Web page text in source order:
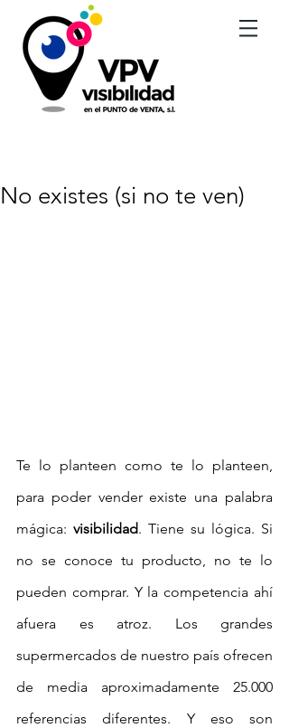
No existes (si no te ven)
Te lo planteen como te lo planteen,
para poder vender existe una palabra
mágica: visibilidad. Tiene su lógica. Si
no se conoce tu producto, no te lo
pueden comprar. Y la competencia ahí
afuera es atroz. Los grandes
supermercados de nuestro país ofrecen
de media aproximadamente 25.000
referencias diferentes. Y eso son